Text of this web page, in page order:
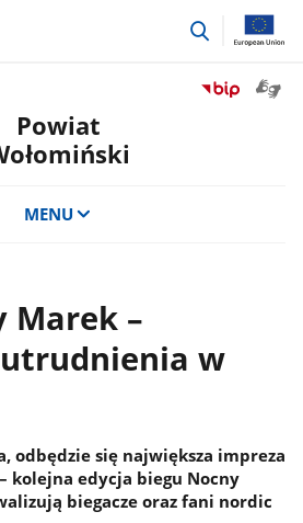
przejdź
Przejdź
Powiat
MENU
Marek –
w
odbędzie się największa impreza
kolejna edycja biegu Nocny
biegacze oraz fani nordic